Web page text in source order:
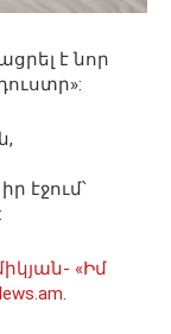
է նոր
էջում՝
«Իմ
.